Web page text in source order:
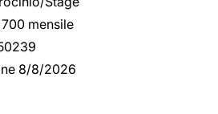
700 mensile
8/8/2026